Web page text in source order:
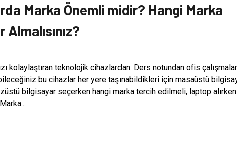
Marka Önemli midir? Hangi Marka
kolaylaştıran teknolojik cihazlardan. Ders notundan ofis
bu cihazlar her yere taşınabildikleri için masaüstü
bilgisayar seçerken hangi marka tercih edilmeli, laptop